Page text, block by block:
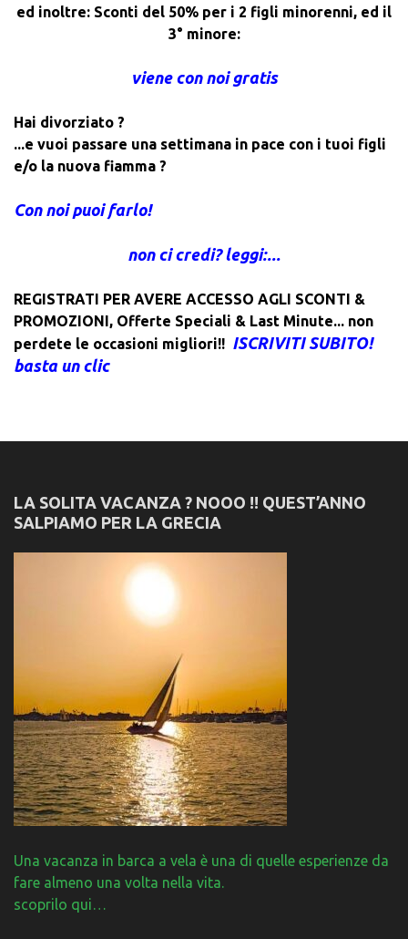
ed inoltre: Sconti del 50% per i 2 figli minorenni, ed il
3° minore:
viene con noi gratis
Hai divorziato ?
...e vuoi passare una settimana in pace con i tuoi figli
e/o la nuova fiamma ?
Con noi puoi farlo!
non ci credi? leggi:...
REGISTRATI PER AVERE ACCESSO AGLI SCONTI &
PROMOZIONI , Offerte Speciali & Last Minute... non
perdete le occasioni migliori!! ISCRIVITI SUBITO!
basta un clic
LA SOLITA VACANZA ? NOOO !! QUEST’ANNO
SALPIAMO PER LA GRECIA
Una vacanza in barca a vela è una di quelle esperienze da
fare almeno una volta nella vita.
scoprilo qui…